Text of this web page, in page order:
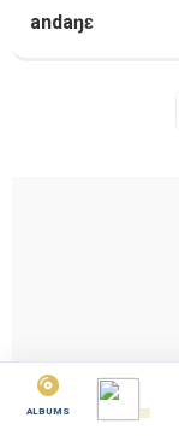
ALBUMS
andaŋɛ